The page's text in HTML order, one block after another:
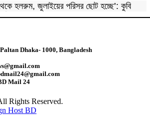
হলরুম, জুলাইয়ের পরিসর ছোট হচ্ছে’: কুবি
আগুন, চাপে ক্রেতা
গড়ার সুযোগ সৃষ্টি হয়েছে: জ্বালানি প্রতিমন্ত্রী
ভিসি চেয়েছিলাম, আগের প্রশাসন অথর্ব ছিল’:
Dhaka- 1000, Bangladesh
Mail 24
Rights Reserved.
Host BD